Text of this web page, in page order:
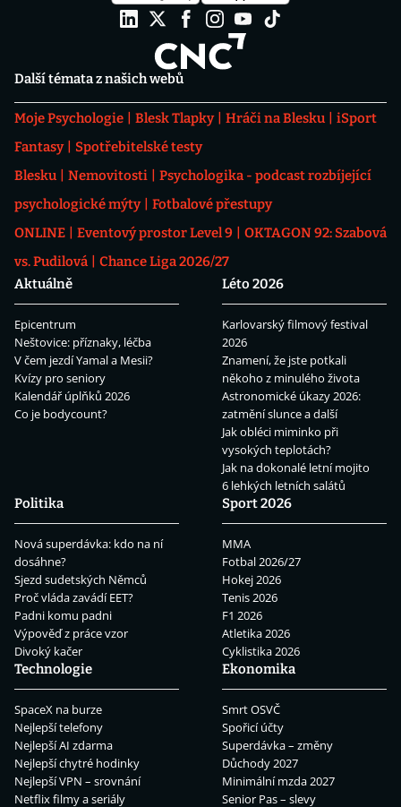
Další témata z našich webů
Moje Psychologie Blesk Tlapky Hráči na Blesku
iSport
Fantasy
Spotřebitelské testy
Blesku
Nemovitosti
Psychologika - podcast rozbíjející
psychologické mýty
Fotbalové přestupy
ONLINE
Eventový prostor Level 9
OKTAGON 92: Szabová
vs. Pudilová
Chance Liga 2026/27
Aktuálně
Epicentrum
Neštovice: příznaky, léčba
V čem jezdí Yamal a Mesii?
Kvízy pro seniory
Kalendář úplňků 2026
Co je bodycount?
Léto 2026
Karlovarský filmový festival
2026
Znamení, že jste potkali
někoho z minulého života
Astronomické úkazy 2026:
zatmění slunce a další
Jak obléci miminko při
vysokých teplotách?
Jak na dokonalé letní mojito
6 lehkých letních salátů
Politika
Nová superdávka: kdo na ní
dosáhne?
Sjezd sudetských Němců
Proč vláda zavádí EET?
Padni komu padni
Výpověď z práce vzor
Divoký kačer
Sport 2026
MMA
Fotbal 2026/27
Hokej 2026
Tenis 2026
F1 2026
Atletika 2026
Cyklistika 2026
Technologie
SpaceX na burze
Nejlepší telefony
Nejlepší AI zdarma
Nejlepší chytré hodinky
Nejlepší VPN – srovnání
Netflix filmy a seriály
Ekonomika
Smrt OSVČ
Spořicí účty
Superdávka – změny
Důchody 2027
Minimální mzda 2027
Senior Pas – slevy